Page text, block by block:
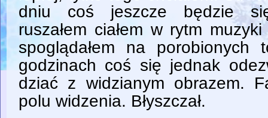
dniu coś jeszcze będzie
ruszałem ciałem w rytm
spoglądałem na porobionych
godzinach coś się jednak
dziać z widzianym obrazem.
polu widzenia. Błyszczał.